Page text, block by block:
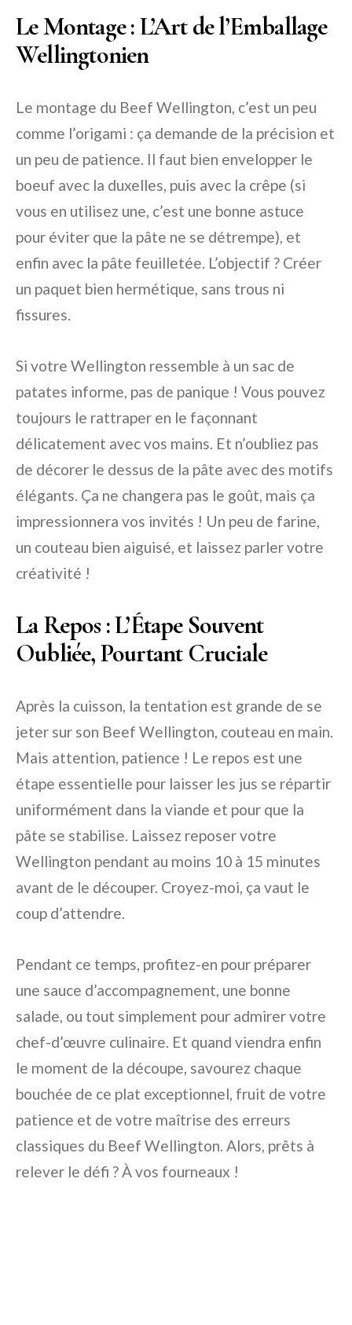
Le Montage : L’Art de l’Emballage
Wellingtonien
Le montage du Beef Wellington, c’est un peu
comme l’origami : ça demande de la précision et
un peu de patience. Il faut bien envelopper le
boeuf avec la duxelles, puis avec la crêpe (si
vous en utilisez une, c’est une bonne astuce
pour éviter que la pâte ne se détrempe), et
enfin avec la pâte feuilletée. L’objectif ? Créer
un paquet bien hermétique, sans trous ni
fissures.
Si votre Wellington ressemble à un sac de
patates informe, pas de panique ! Vous pouvez
toujours le rattraper en le façonnant
délicatement avec vos mains. Et n’oubliez pas
de décorer le dessus de la pâte avec des motifs
élégants. Ça ne changera pas le goût, mais ça
impressionnera vos invités ! Un peu de farine,
un couteau bien aiguisé, et laissez parler votre
créativité !
La Repos : L’Étape Souvent
Oubliée, Pourtant Cruciale
Après la cuisson, la tentation est grande de se
jeter sur son Beef Wellington, couteau en main.
Mais attention, patience ! Le repos est une
étape essentielle pour laisser les jus se répartir
uniformément dans la viande et pour que la
pâte se stabilise. Laissez reposer votre
Wellington pendant au moins 10 à 15 minutes
avant de le découper. Croyez-moi, ça vaut le
coup d’attendre.
Pendant ce temps, profitez-en pour préparer
une sauce d’accompagnement, une bonne
salade, ou tout simplement pour admirer votre
chef-d’œuvre culinaire. Et quand viendra enfin
le moment de la découpe, savourez chaque
bouchée de ce plat exceptionnel, fruit de votre
patience et de votre maîtrise des erreurs
classiques du Beef Wellington. Alors, prêts à
relever le défi ? À vos fourneaux !